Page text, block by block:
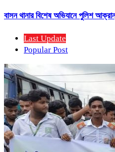
বাসন থানার বিশেষ অভিযানে পুলিশ
Last Update
Popular Post